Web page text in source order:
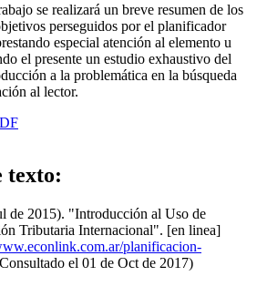
se realizará un breve resumen de los
perseguidos por el planificador
especial atención al elemento u
el presente un estudio exhaustivo del
a la problemática en la búsqueda
al lector.
texto:
de 2015). "Introducción al Uso de
Tributaria Internacional". [en linea]
planificacion-
el 01 de Oct de 2017)